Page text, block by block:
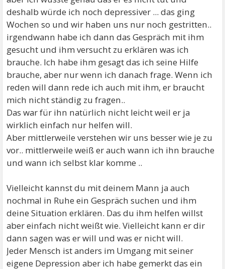
deshalb würde ich noch depressiver ... das ging
Wochen so und wir haben uns nur noch gestritten..
irgendwann habe ich dann das Gespräch mit ihm
gesucht und ihm versucht zu erklären was ich
brauche. Ich habe ihm gesagt das ich seine Hilfe
brauche, aber nur wenn ich danach frage. Wenn ich
reden will dann rede ich auch mit ihm, er braucht
mich nicht ständig zu fragen..
Das war für ihn natürlich nicht leicht weil er ja
wirklich einfach nur helfen will.
Aber mittlerweile verstehen wir uns besser wie je zu
vor.. mittlerweile weiß er auch wann ich ihn brauche
und wann ich selbst klar komme ..
Vielleicht kannst du mit deinem Mann ja auch
nochmal in Ruhe ein Gespräch suchen und ihm
deine Situation erklären. Das du ihm helfen willst
aber einfach nicht weißt wie. Vielleicht kann er dir
dann sagen was er will und was er nicht will.
Jeder Mensch ist anders im Umgang mit seiner
eigene Depression aber ich habe gemerkt das ein